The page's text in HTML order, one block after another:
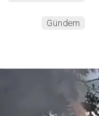
Gündem